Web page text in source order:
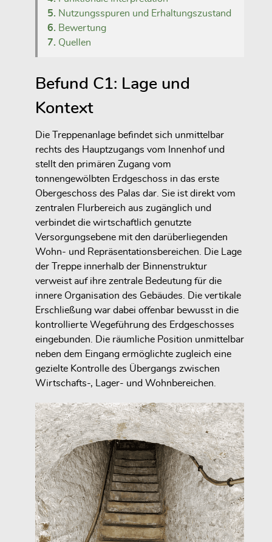
5. Nutzungsspuren und Erhaltungszustand
6. Bewertung
7. Quellen
Befund C1: Lage und
Kontext
Die Treppenanlage befindet sich unmittelbar
rechts des Hauptzugangs vom Innenhof und
stellt den primären Zugang vom
tonnengewölbten Erdgeschoss in das erste
Obergeschoss des Palas dar. Sie ist direkt vom
zentralen Flurbereich aus zugänglich und
verbindet die wirtschaftlich genutzte
Versorgungsebene mit den darüberliegenden
Wohn- und Repräsentationsbereichen. Die Lage
der Treppe innerhalb der Binnenstruktur
verweist auf ihre zentrale Bedeutung für die
innere Organisation des Gebäudes. Die vertikale
Erschließung war dabei offenbar bewusst in die
kontrollierte Wegeführung des Erdgeschosses
eingebunden. Die räumliche Position unmittelbar
neben dem Eingang ermöglichte zugleich eine
gezielte Kontrolle des Übergangs zwischen
Wirtschafts-, Lager- und Wohnbereichen.